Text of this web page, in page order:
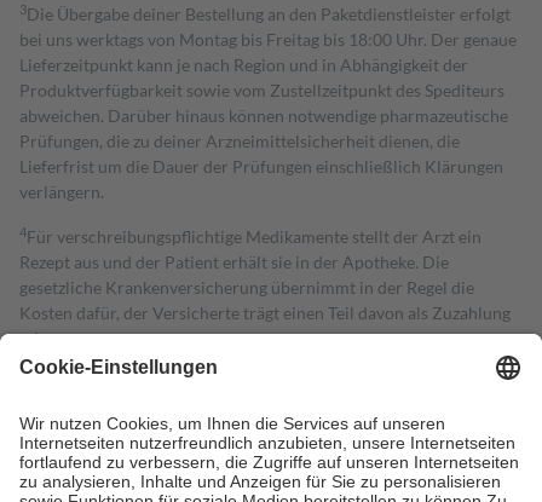
3Die Übergabe deiner Bestellung an den Paketdienstleister erfolgt
bei uns werktags von Montag bis Freitag bis 18:00 Uhr. Der genaue
Lieferzeitpunkt kann je nach Region und in Abhängigkeit der
Produktverfügbarkeit sowie vom Zustellzeitpunkt des Spediteurs
abweichen. Darüber hinaus können notwendige pharmazeutische
Prüfungen, die zu deiner Arzneimittelsicherheit dienen, die
Lieferfrist um die Dauer der Prüfungen einschließlich Klärungen
verlängern.
4Für verschreibungspflichtige Medikamente stellt der Arzt ein
Rezept aus und der Patient erhält sie in der Apotheke. Die
gesetzliche Krankenversicherung übernimmt in der Regel die
Kosten dafür, der Versicherte trägt einen Teil davon als Zuzahlung
mit.
Grundsätzlich leisten Mitglieder Zuzahlungen in Höhe von zehn
höchstens zehn Euro.
Es sind jedoch nie mehr als die tatsächlichen
Kosten der Leistung zu entrichten.
Diese Regeln gelten grundsätzlich auch für Online-Apotheken.
Bei Heilmitteln und häuslicher Krankenpflege beträgt die